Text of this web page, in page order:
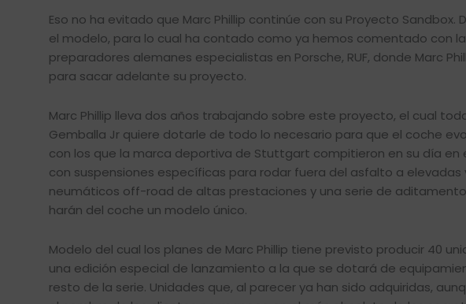
Eso no ha evitado que Marc Phillip continúe con su Proyecto
el modelo, para lo cual ha contado como ya hemos comentado con
preparadores alemanes especialistas en Porsche, RUF, donde Marc
para sacar adelante su proyecto.
Marc Phillip lleva dos años trabajando sobre este proyecto, el cual
Gemballa Jr quiere dotarle de todo lo necesario para que el coche
con los que la marca deportiva de Stuttgart compitieron en su día en
con suspensiones específicas para rodar fuera del asfalto a
neumáticos off-road de altas prestaciones y una serie de
harán del coche un modelo único.
Modelo del cual los planes de Marc Phillip tiene previsto producir 40
una edición especial de lanzamiento a la que se dotará de
resto de la serie. Unidades que, al parecer ya han sido adquiridas,